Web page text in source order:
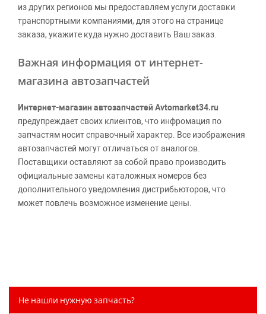
из других регионов мы предоставляем услуги доставки
транспортными компаниями, для этого на странице
заказа, укажите куда нужно доставить Ваш заказ.
Важная информация от интернет-
магазина автозапчастей
Интернет-магазин автозапчастей Avtomarket34.ru
предупреждает своих клиентов, что инфромация по
запчастям носит справочный характер. Все изображения
автозапчастей могут отличаться от аналогов.
Поставщики оставляют за собой право производить
официальные замены каталожных номеров без
дополнительного уведомления дистрибьюторов, что
может повлечь возможное изменение цены.
предлагаемых к продаже запасных частей для
Не нашли нужную запчасть?